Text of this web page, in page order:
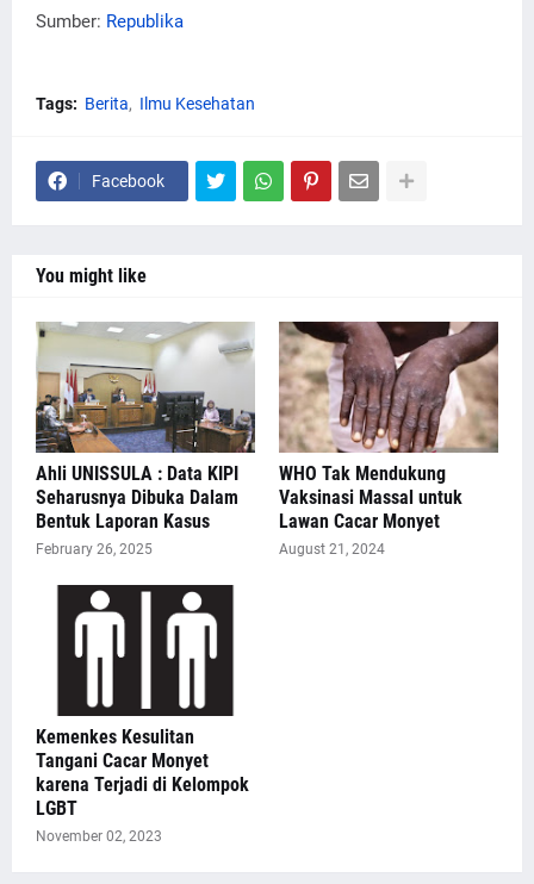
Sumber: Republika
Tags: Berita Ilmu Kesehatan
Facebook
You might like
Ahli UNISSULA : Data KIPI
Seharusnya Dibuka Dalam
Bentuk Laporan Kasus
February 26, 2025
WHO Tak Mendukung
Vaksinasi Massal untuk
Lawan Cacar Monyet
August 21, 2024
Kemenkes Kesulitan
Tangani Cacar Monyet
karena Terjadi di Kelompok
LGBT
November 02, 2023